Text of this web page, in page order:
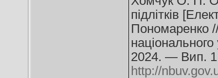
підлітків
Пономаренко
2024. — Вип.
http://